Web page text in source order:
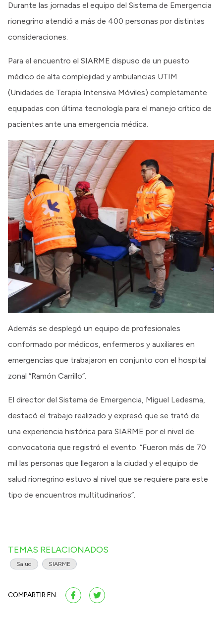
Durante las jornadas el equipo del Sistema de Emergencia
rionegrino atendió a más de 400 personas por distintas
consideraciones.
Para el encuentro el SIARME dispuso de un puesto
médico de alta complejidad y ambulancias UTIM
(Unidades de Terapia Intensiva Móviles) completamente
equipadas con última tecnología para el manejo crítico de
pacientes ante una emergencia médica.
Además se desplegó un equipo de profesionales
conformado por médicos, enfermeros y auxiliares en
emergencias que trabajaron en conjunto con el hospital
zonal “Ramón Carrillo”.
El director del Sistema de Emergencia, Miguel Ledesma,
destacó el trabajo realizado y expresó que se trató de
una experiencia histórica para SIARME por el nivel de
convocatoria que registró el evento. “Fueron más de 70
mil las personas que llegaron a la ciudad y el equipo de
salud rionegrino estuvo al nivel que se requiere para este
tipo de encuentros multitudinarios”.
TEMAS RELACIONADOS
Salud SIARME
COMPARTIR EN: